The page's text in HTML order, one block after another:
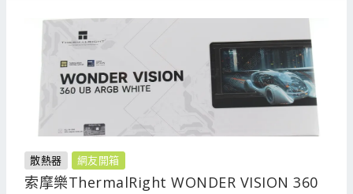
散熱器 網友開箱
索摩樂ThermalRight WONDER VISION 360